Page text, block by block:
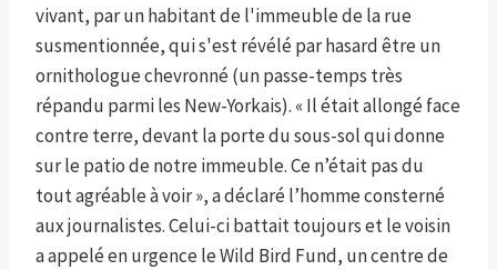
vivant, par un habitant de l'immeuble de la rue
susmentionnée, qui s'est révélé par hasard être un
ornithologue chevronné (un passe-temps très
répandu parmi les New-Yorkais). « Il était allongé face
contre terre, devant la porte du sous-sol qui donne
sur le patio de notre immeuble. Ce n’était pas du
tout agréable à voir », a déclaré l’homme consterné
aux journalistes. Celui-ci battait toujours et le voisin
a appelé en urgence le Wild Bird Fund, un centre de